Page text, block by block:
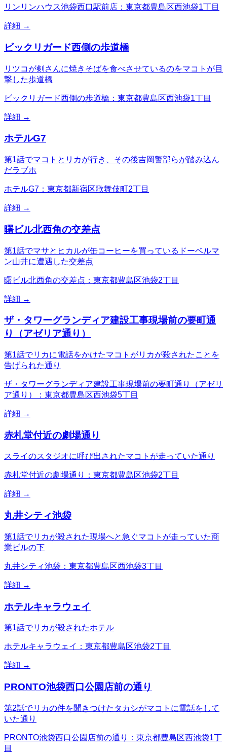
リンリンハウス池袋西口駅前店：東京都豊島区西池袋1丁目
詳細 →
ビックリガード西側の歩道橋
リツコが剣さんに焼きそばを食べさせているのをマコトが目
撃した歩道橋
ビックリガード西側の歩道橋：東京都豊島区西池袋1丁目
詳細 →
ホテルG7
第1話でマコトとリカが行き、その後吉岡警部らが踏み込ん
だラブホ
ホテルG7：東京都新宿区歌舞伎町2丁目
詳細 →
曙ビル北西角の交差点
第1話でマサとヒカルが缶コーヒーを買っているドーベルマ
ン山井に遭遇した交差点
曙ビル北西角の交差点：東京都豊島区池袋2丁目
詳細 →
ザ・タワーグランディア建設工事現場前の要町通
り（アゼリア通り）
第1話でリカに電話をかけたマコトがリカが殺されたことを
告げられた通り
ザ・タワーグランディア建設工事現場前の要町通り（アゼリ
ア通り）：東京都豊島区西池袋5丁目
詳細 →
赤札堂付近の劇場通り
スライのスタジオに呼び出されたマコトが走っていた通り
赤札堂付近の劇場通り：東京都豊島区池袋2丁目
詳細 →
丸井シティ池袋
第1話でリカが殺された現場へと急ぐマコトが走っていた商
業ビルの下
丸井シティ池袋：東京都豊島区西池袋3丁目
詳細 →
ホテルキャラウェイ
第1話でリカが殺されたホテル
ホテルキャラウェイ：東京都豊島区池袋2丁目
詳細 →
PRONTO池袋西口公園店前の通り
第2話でリカの件を聞きつけたタカシがマコトに電話をして
いた通り
PRONTO池袋西口公園店前の通り：東京都豊島区西池袋1丁
目